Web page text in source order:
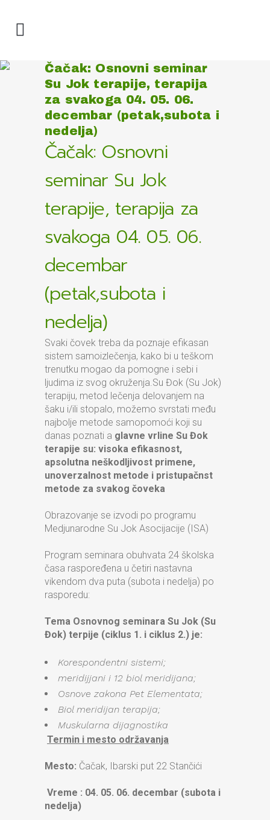
Čačak: Osnovni seminar
Su Jok terapije, terapija
za svakoga 04. 05. 06.
decembar (petak,subota i
nedelja)
Čačak: Osnovni
seminar Su Jok
terapije, terapija za
svakoga 04. 05. 06.
decembar
(petak,subota i
nedelja)
Svaki čovek treba da poznaje efikasan
sistem samoizlečenja, kako bi u teškom
trenutku mogao da pomogne i sebi i
ljudima iz svog okruženja.Su Đok (Su Jok)
terapiju, metod lečenja delovanjem na
šaku i/ili stopalo, možemo svrstati među
najbolje metode samopomoći koji su
danas poznati a glavne vrline Su Đok
terapije su: visoka efikasnost,
apsolutna neškodljivost primene,
unoverzalnost metode i pristupačnst
metode za svakog čoveka
Obrazovanje se izvodi po programu
Medjunarodne Su Jok Asocijacije (ISA)
Program seminara obuhvata 24 školska
časa raspoređena u četiri nastavna
vikendom dva puta (subota i nedelja) po
rasporedu:
Tema Osnovnog seminara Su Jok (Su
Đok) terpije (ciklus 1. i ciklus 2.) je:
Korespondentni sistemi;
meridijjani i 12 biol meridijana;
Osnove zakona Pet Elementata;
Biol meridijan terapija;
Muskularna dijagnostika
Termin i mesto održavanja
Mesto: Čačak, Ibarski put 22 Stančići
Vreme : 04. 05. 06. decembar (subota i
nedelja)